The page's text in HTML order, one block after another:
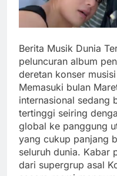
Berita Musik Dunia
peluncuran album
deretan konser
Memasuki bulan
internasional sedang
tertinggi seiring
global ke panggung
yang cukup panjang
seluruh dunia. Kabar
dari supergrup asal